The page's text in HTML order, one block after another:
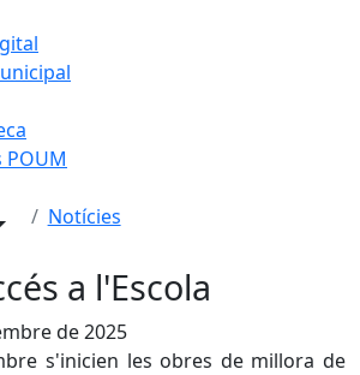
Notícies
a l'Escola
de 2025
s'inicien les obres de millora de